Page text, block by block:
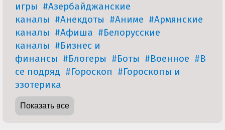
игры #Азербайджанские
каналы #Анекдоты #Аниме #Армянские
каналы #Афиша #Белорусские
каналы #Бизнес и
финансы #Блогеры #Боты #Военное #В
се подряд #Гороскоп #Гороскопы и
эзотерика
Показать все